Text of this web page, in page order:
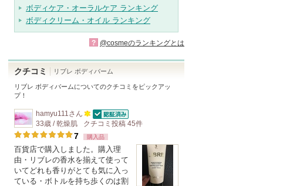
ボディケア・オーラルケア ランキング
ボディクリーム・オイル ランキング
? @cosmeのランキングとは
クチコミ リブレ ボディバーム
リブレ ボディバームについてのクチコミをピックアッ
プ！
hamyu111さん
100
人
以
上
の
認証済
33歳 / 乾燥肌 クチコミ投稿 45件
7 購入品
百貨店で購入しました。購入理
由・リブレの香水を揃えて使って
いてどれも香りがとても気に入っ
ている・ボトルを持ち歩くのは割